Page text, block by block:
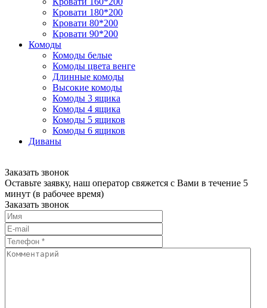
Кровати 180*200
Кровати 80*200
Кровати 90*200
Комоды
Комоды белые
Комоды цвета венге
Длинные комоды
Высокие комоды
Комоды 3 ящика
Комоды 4 ящика
Комоды 5 ящиков
Комоды 6 ящиков
Диваны
Заказать звонок
Оставьте заявку, наш оператор свяжется с Вами в течение 5
минут (в рабочее время)
Заказать звонок